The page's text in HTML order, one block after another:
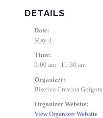
DETAILS
Date:
May 3
Time:
9:00 am - 11:30 am
Organizer:
Biserica Crestina Golgota
Organizer Website:
View Organizer Website